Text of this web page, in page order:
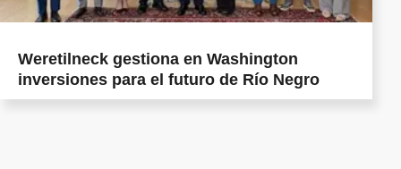
Weretilneck gestiona en Washington
inversiones para el futuro de Río Negro